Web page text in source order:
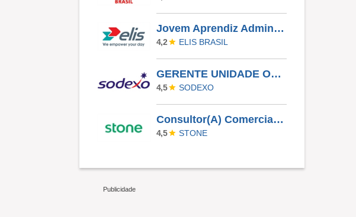
Jovem Aprendiz Administrativo
4,2 ELIS BRASIL
GERENTE UNIDADE OPERACIONAL I - UAN
4,5 SODEXO
Consultor(A) Comercial Externo
4,5 STONE